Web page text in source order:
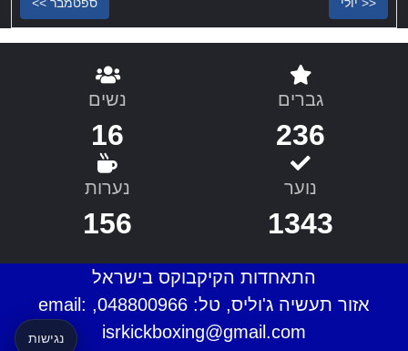
גברים
236
נשים
16
נוער
1343
נערות
156
התאחדות הקיקבוקס בישראל
אזור תעשיה ג'וליס, טל: 048800966, email:
isrkickboxing@gmail.com
נגישות